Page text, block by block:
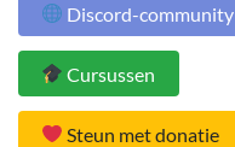
Discord-community
Cursussen
Steun met donatie